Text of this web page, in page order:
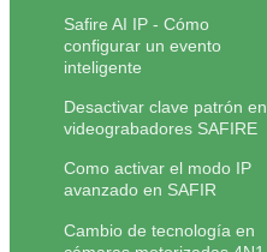
Safire AI IP - Cómo
configurar un evento
inteligente
Desactivar clave patrón en
videograbadores SAFIRE
Como activar el modo IP
avanzado en SAFIR
Cambio de tecnología en